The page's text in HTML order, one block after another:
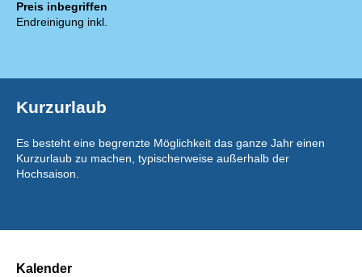
Preis inbegriffen
Endreinigung inkl.
Kurzurlaub
Es besteht eine begrenzte Möglichkeit das ganze Jahr einen
Kurzurlaub zu machen, typischerweise außerhalb der
Hochsaison.
Kalender